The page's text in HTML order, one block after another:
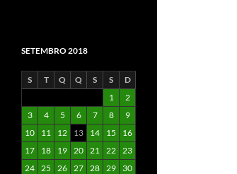
SETEMBRO 2018
S T Q Q S S
D
1
2
3
4 5 6 7 8
9
10
11 12 13 14 15
16
17
18 19 20 21 22 23
24 25 26 27 28 29
30